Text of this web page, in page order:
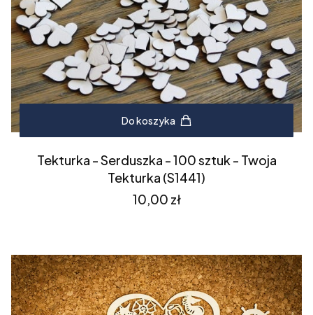
Do koszyka
Tekturka - Serduszka - 100 sztuk - Twoja
Tekturka (S1441)
Cena
10,00 zł